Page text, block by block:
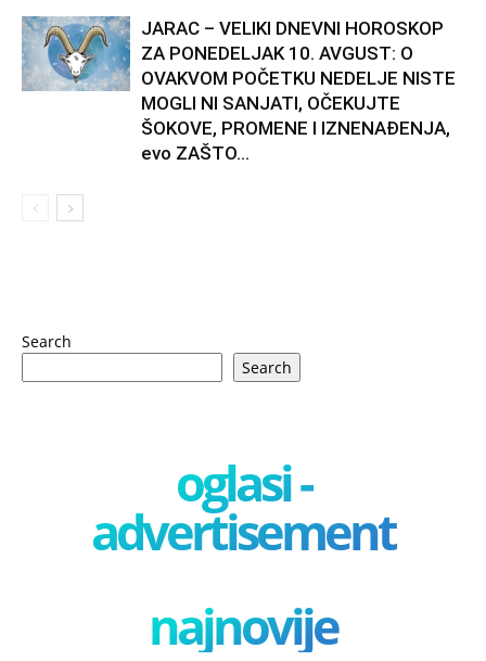
JARAC – VELIKI DNEVNI HOROSKOP
ZA PONEDELJAK 10. AVGUST: O
OVAKVOM POČETKU NEDELJE NISTE
MOGLI NI SANJATI, OČEKUJTE
ŠOKOVE, PROMENE I IZNENAĐENJA,
evo ZAŠTO...
Search
Search
oglasi -
advertisement
najnovije